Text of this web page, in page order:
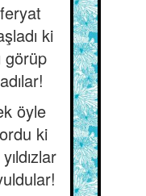
ki
görüp
öyle
ki